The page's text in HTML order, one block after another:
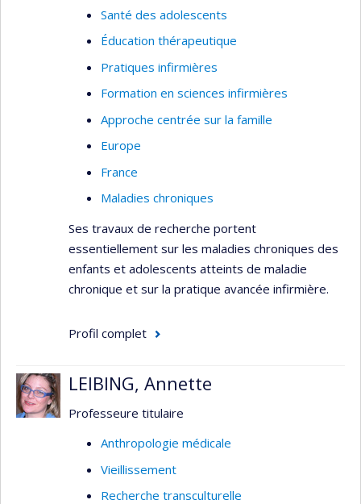
Santé des adolescents
Éducation thérapeutique
Pratiques infirmières
Formation en sciences infirmières
Approche centrée sur la famille
Europe
France
Maladies chroniques
Ses travaux de recherche portent
essentiellement sur les maladies chroniques des
enfants et adolescents atteints de maladie
chronique et sur la pratique avancée infirmière.
Profil complet
LEIBING, Annette
Professeure titulaire
Anthropologie médicale
Vieillissement
Recherche transculturelle